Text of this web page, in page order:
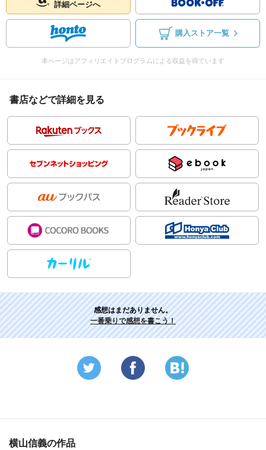
詳細ページへ
購入ストア一覧
本ページはアフィリエイトプログラムによる収益を得ています
書店などで詳細を見る
感想はまだありません。
一番乗りで感想を書こう！
横山信義の作品